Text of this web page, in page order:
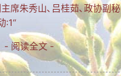
席朱秀山､吕桂茹､政协副
:1“
- 阅读全文 -